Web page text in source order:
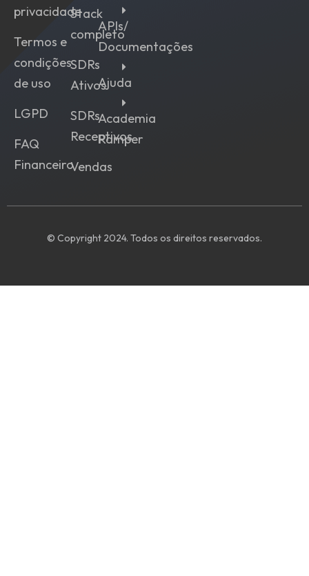
privacidade
Termos e
condições
de uso
LGPD
FAQ
Financeiro
Stack
completo
SDRs
Ativos
SDRs
Receptivos
Vendas
APIs/
Documentações
Ajuda
Academia
Ramper
© Copyright 2024. Todos os direitos reservados.